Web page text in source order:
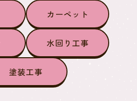
カーペット
水回り工事
塗装工事